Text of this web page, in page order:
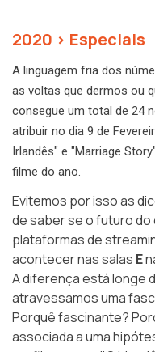
2020 > Especiais
A linguagem fria dos
as voltas que dermos ou
consegue um total de 24
atribuir no dia 9 de
Irlandês" e "Marriage
filme do ano.
Evitemos por isso as
de saber se o futuro do
plataformas de
acontecer nas salas E
A diferença está longe
atravessamos uma
Porquê fascinante?
associada a uma